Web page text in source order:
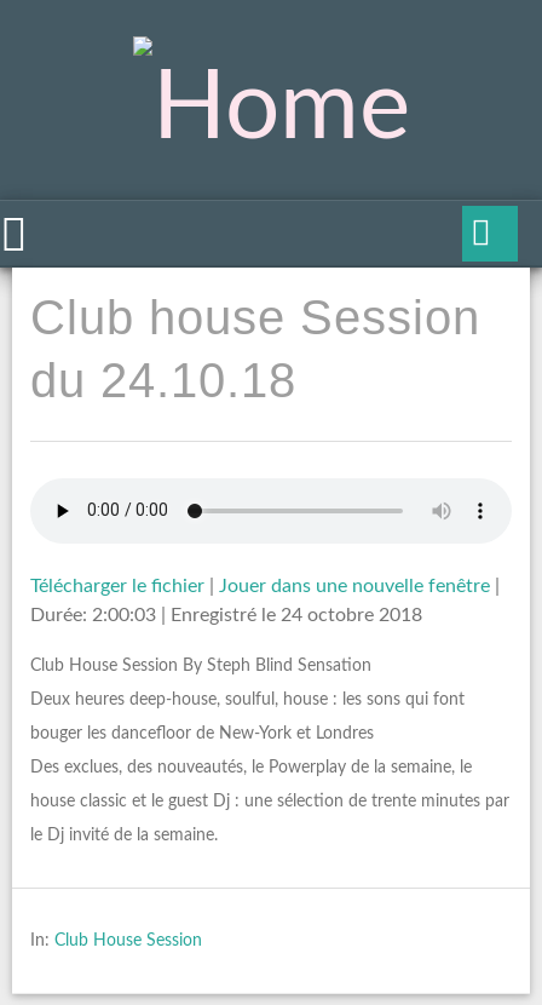
Club house Session
du 24.10.18
Télécharger le fichier Jouer dans une nouvelle fenêtre
Durée: 2:00:03
Enregistré le 24 octobre 2018
Club House Session By Steph Blind Sensation
Deux heures deep-house, soulful, house : les sons qui font
bouger les dancefloor de New-York et Londres
Des exclues, des nouveautés, le Powerplay de la semaine, le
house classic et le guest Dj : une sélection de trente minutes par
le Dj invité de la semaine.
In: Club House Session